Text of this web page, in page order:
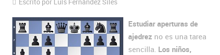
Escrito por Luís Fernández Siles
Estudiar aperturas de
ajedrez no es una tarea
sencilla. Los niños,